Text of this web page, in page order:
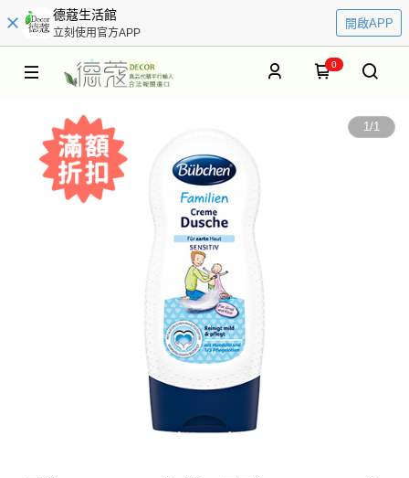
德蔻生活館
立刻使用官方APP
開啟APP
0
1/1